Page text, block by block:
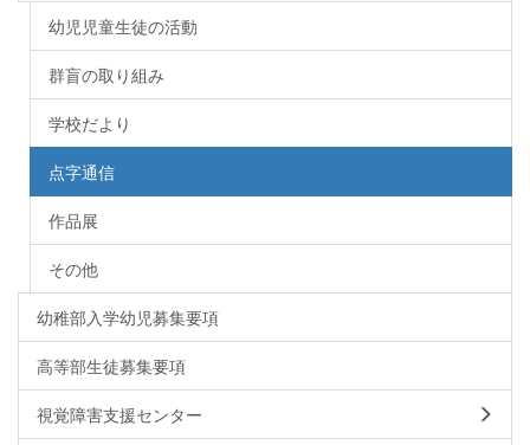
幼児児童生徒の活動
群盲の取り組み
学校だより
点字通信
作品展
その他
幼稚部入学幼児募集要項
高等部生徒募集要項
視覚障害支援センター